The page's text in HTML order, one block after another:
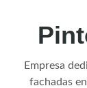
Empresa
fachadas